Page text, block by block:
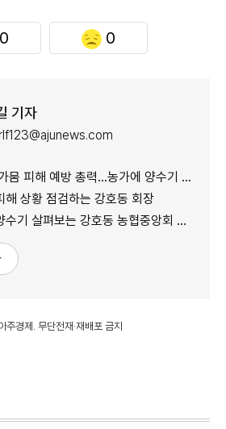
0 0
기자
피해 예방 총력…농가에 양수기 지원
해 상황 점검하는 강호동 회장
기 살펴보는 강호동 농협중앙회 회장
경제. 무단전재·재배포 금지